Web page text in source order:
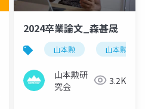
2024卒業論文_森甚晟
山本勲 山本勲研究
山本勲研
究会
3.2K